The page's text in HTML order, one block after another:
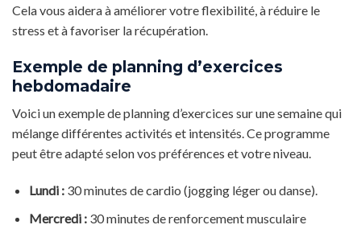
Cela vous aidera à améliorer votre flexibilité, à réduire le
stress et à favoriser la récupération.
Exemple de planning d’exercices
hebdomadaire
Voici un exemple de planning d’exercices sur une semaine qui
mélange différentes activités et intensités. Ce programme
peut être adapté selon vos préférences et votre niveau.
Lundi :30 minutes de cardio (jogging léger ou danse).
Mercredi :30 minutes de renforcement musculaire